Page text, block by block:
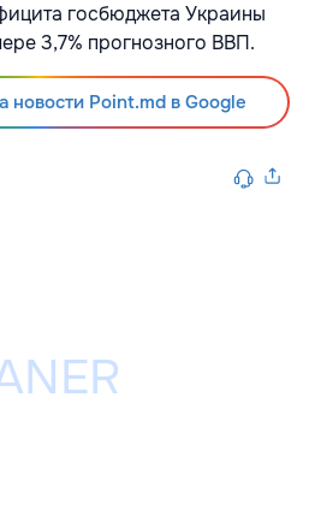
госбюджета Украины
3,7% прогнозного ВВП.
новости Point.md в Google